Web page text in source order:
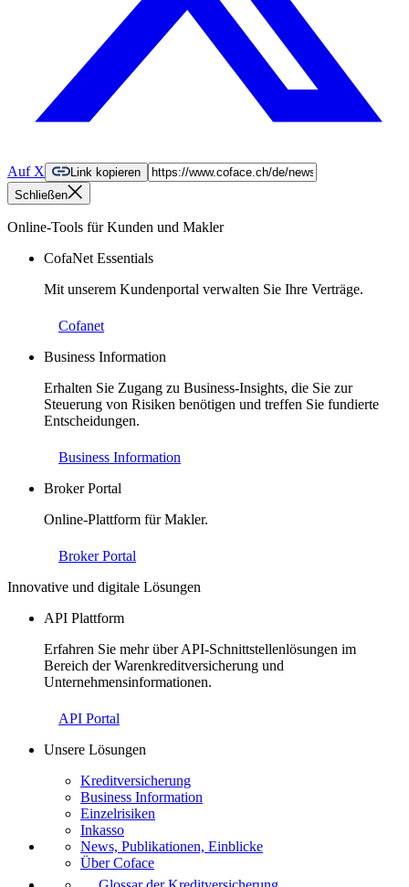
Auf X
Link kopieren
Schließen
Online-Tools für Kunden und Makler
CofaNet Essentials
Mit unserem Kundenportal verwalten Sie Ihre Verträge.
Cofanet
Business Information
Erhalten Sie Zugang zu Business-Insights, die Sie zur
Steuerung von Risiken benötigen und treffen Sie fundierte
Entscheidungen.
Business Information
Broker Portal
Online-Plattform für Makler.
Broker Portal
Innovative und digitale Lösungen
API Plattform
Erfahren Sie mehr über API-Schnittstellenlösungen im
Bereich der Warenkreditversicherung und
Unternehmensinformationen.
API Portal
Unsere Lösungen
Kreditversicherung
Business Information
Einzelrisiken
Inkasso
News, Publikationen, Einblicke
Über Coface